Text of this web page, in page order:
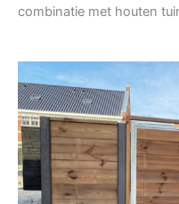
combinatie met houten